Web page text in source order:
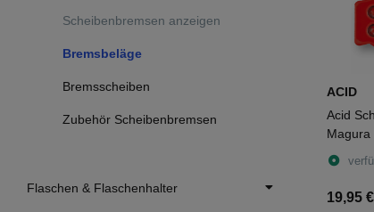
Scheibenbremsen anzeigen
Bremsbeläge
Bremsscheiben
Zubehör Scheibenbremsen
Flaschen & Flaschenhalter
ACID
Acid
Magura
19,95 €